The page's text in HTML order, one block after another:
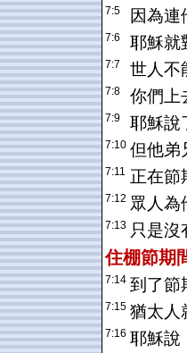
7:5 因為
7:6 耶穌就
7:7 世人不
7:8 你們上
7:9 耶穌說
7:10 但他弟
7:11 正在節
7:12 眾人為
7:13 只是
住棚節期
7:14 到了節
7:15 猶太人
7:16 耶穌說